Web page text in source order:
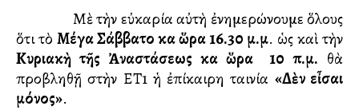
Μὲ τὴν εὐκαρία αὐτὴ ἐνημερώνουμε ὅλους
ὅτι τὸ Μέγα Σάββατο καὶ ὥρα 16.30 μ.μ. ὡς καὶ τὴν
Κυριακὴ τῆς Ἀναστάσεως καὶ ὥρα 10 π.μ. θὰ
προβληθῇ στὴν ΕΤ1 ἡ ἐπίκαιρη ταινία «Δὲν εἶσαι
μόνος».